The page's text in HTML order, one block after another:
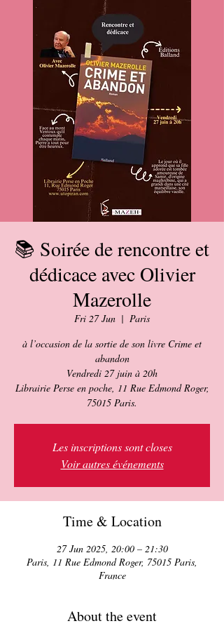
📚 Soirée de rencontre et
dédicace avec Olivier
Mazerolle
Fri 27 Jun
  |
Paris
à l’occasion de la sortie de son livre Crime et
abandon
Vendredi 27 juin à 20h
Librairie Perse en poche, 11 Rue Edmond Roger,
75015 Paris.
Les inscriptions sont closes
Voir autres événements
Time & Location
27 Jun 2025, 20:00 – 21:30
Paris, 11 Rue Edmond Roger, 75015 Paris,
France
About the event